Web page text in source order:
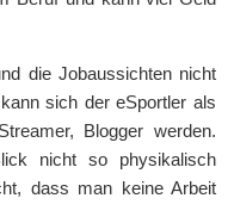
die Jobaussichten nicht
sich der eSportler als
Blogger werden.
nicht so physikalisch
dass man keine Arbeit